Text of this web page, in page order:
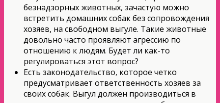
безнадзорных животных, зачастую можно
встретить домашних собак без сопровождения
хозяев, на свободном выгуле. Такие животные
довольно часто проявляют агрессию по
отношению к людям. Будет ли как-то
регулироваться этот вопрос?
Есть законодательство, которое четко
предусматривает ответственность хозяев за
своих собак. Выгул должен производиться в